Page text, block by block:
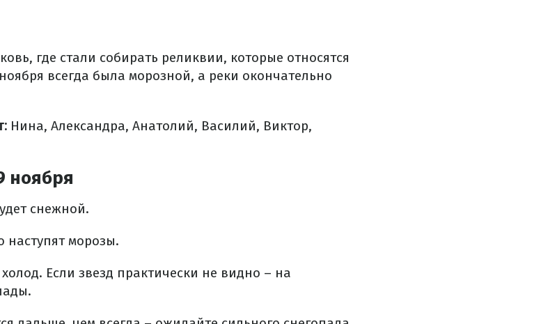
где стали собирать реликвии, которые относятся
всегда была морозной, а реки окончательно
Нина, Александра, Анатолий, Василий, Виктор,
ноября
снежной.
наступят морозы.
Если звезд практически не видно – на